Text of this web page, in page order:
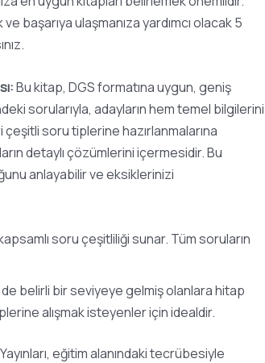
başarıya ulaşmanıza yardımcı olacak 5
Bu kitap, DGS formatına uygun, geniş
sorularıyla, adayların hem temel bilgilerini
soru tiplerine hazırlanmalarına
detaylı çözümlerini içermesidir. Bu
anlayabilir ve eksiklerinizi
soru çeşitliliği sunar. Tüm soruların
belirli bir seviyeye gelmiş olanlara hitap
alışmak isteyenler için idealdir.
eğitim alanındaki tecrübesiyle